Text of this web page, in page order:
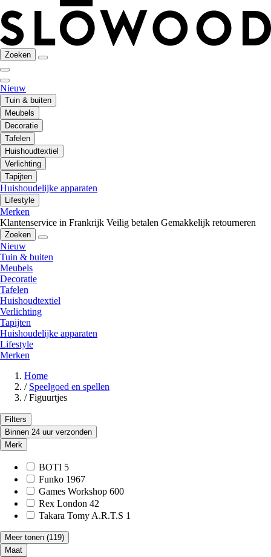
Zoeken
Nieuw
Tuin & buiten
Meubels
Decoratie
Tafelen
Huishoudtextiel
Verlichting
Tapijten
Huishoudelijke apparaten
Lifestyle
Merken
Klantenservice in Frankrijk Veilig betalen Gemakkelijk retourneren
Zoeken
Nieuw
Tuin & buiten
Meubels
Decoratie
Tafelen
Huishoudtextiel
Verlichting
Tapijten
Huishoudelijke apparaten
Lifestyle
Merken
Home
/ Speelgoed en spellen
/ Figuurtjes
Filters
Binnen 24 uur verzonden
Merk
BOTI 5
Funko 1967
Games Workshop 600
Rex London 42
Takara Tomy A.R.T.S 1
Meer tonen (119)
Maat